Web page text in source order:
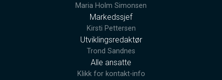
Maria Holm Simonsen
Markedssjef
Kirsti Pettersen
Utviklingsredaktør
Trond Sandnes
Alle ansatte
Klikk for kontakt-info